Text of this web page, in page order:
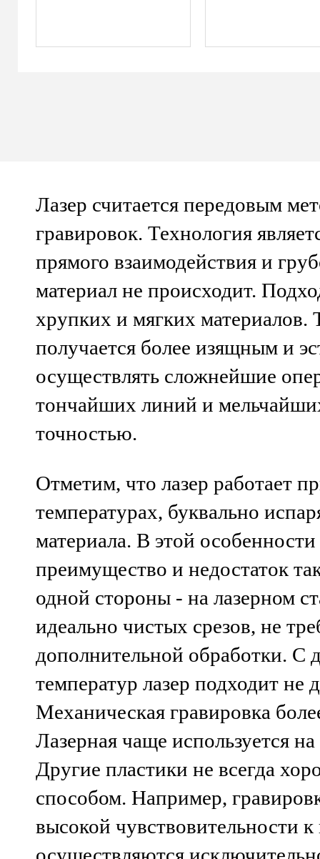
Лазер считается передовым
гравировок. Технология
прямого взаимодействия и
материал не происходит.
хрупких и мягких материалов.
получается более изящным и
осуществлять сложнейшие
тончайших линий и
точностью.
Отметим, что лазер работает
температурах, буквально
материала. В этой
преимущество и недостаток
одной стороны - на лазерном
идеально чистых срезов, не
дополнительной обработки. С
температур лазер подходит не
Механическая гравировка
Лазерная чаще используется
Другие пластики не всегда
способом. Например,
высокой чувствовительности к